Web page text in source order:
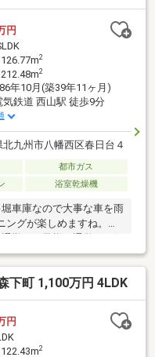
円
2
2
年10月(築39年11ヶ月)
気鉄道 西山駅 徒歩9分
北九州市八幡西区春日台４
都市ガス
浴室乾燥機
車庫なので大事な車を雨
グが楽しめますね。筑
能です。営業時間 10時～
時間帯はお電話でのお問
右下の電話ボタンをタッ
＞＞0120-210-
下町 1,100万円 4LDK
円
2